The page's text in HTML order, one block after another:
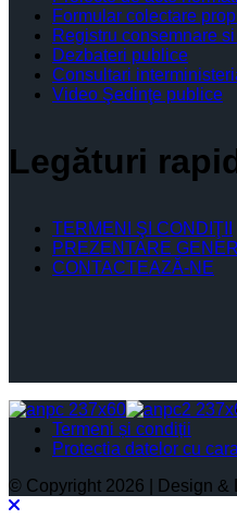
Formular colectare
Registru consemnare
Dezbateri publice
Consultari
Video Şedinţe publice
Legături
TERMENI ŞI CONDIŢII
PREZENTARE
CONTACTEAZĂ-NE
Termeni și condiții
Protectia datelor cu
© Copyright 2026 | Design &